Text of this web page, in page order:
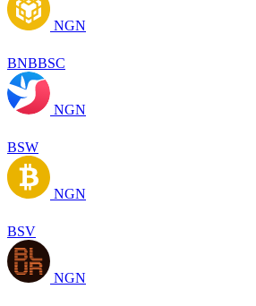
NGN
BNBBSC
NGN
BSW
NGN
BSV
NGN